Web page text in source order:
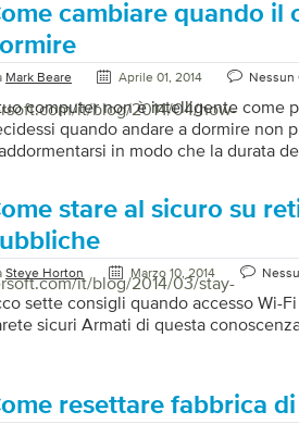
it/blog/2014/04/how-
cambiare quando il
Mark Beare Aprile 01, 2014 Nessun
computer non è intelligente come
quando andare a dormire non
in modo che la durata
di sospensione mette il tuo PC
e riprendere dal sonno avviene
Sleep attinge la carica della
il che lo rende lo stato
se si […]it/blog/2014/03/stay-
stare al sicuro su
Steve Horton Marzo 10, 2014
sette consigli quando accesso Wi-
sicuri Armati di questa
resettare fabbrica